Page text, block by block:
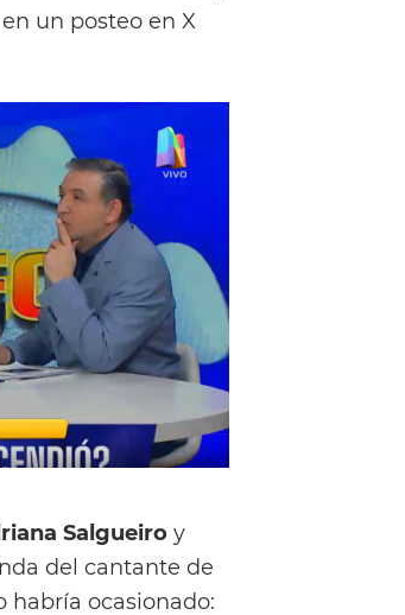
un posteo en X
Salgueiro y
del cantante de
habría ocasionado: